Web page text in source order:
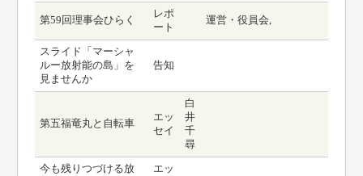
第59回理事会ひらく
レポ
ート
運営・役員会,
スライド「マーシャ
ルー放射能の島」を
見ませんか
告知
第五福竜丸と自転車
エッ
セイ
白
井
千
尋
今も残りつづける放
エッ